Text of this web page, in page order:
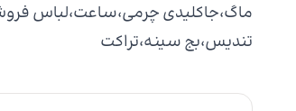
تندیس،بج سینه،تراکت